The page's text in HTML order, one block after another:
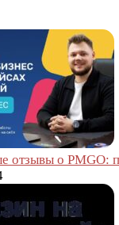
отзывы о PMGO: